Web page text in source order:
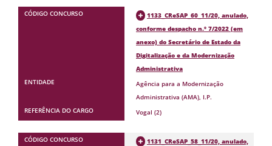
1133_CReSAP_60_11/20, anulado,
conforme despacho n.º 7/2022 (em
anexo) do Secretário de Estado da
Digitalização e da Modernização
Administrativa
Agência para a Modernização
Administrativa (AMA), I.P.
Vogal (2)
1131_CReSAP_58_11/20, anulado,